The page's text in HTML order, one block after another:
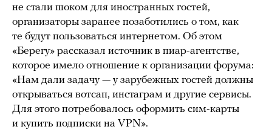
не стали шоком для иностранных гостей,
организаторы заранее позаботились о том, как
те будут пользоваться интернетом. Об этом
«Берегу» рассказал источник в пиар-агентстве,
которое имело отношение к организации форума:
«Нам дали задачу — у зарубежных гостей должны
открываться вотсап, инстаграм и другие сервисы.
Для этого потребовалось оформить сим-карты
и купить подписки на VPN».